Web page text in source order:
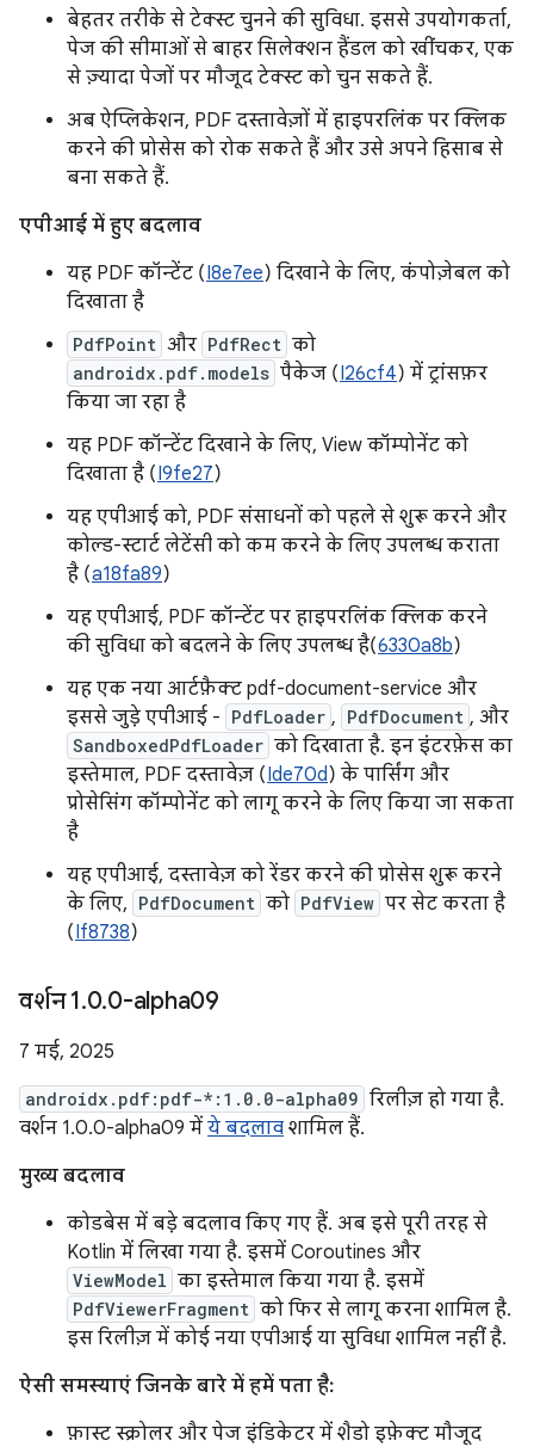
बेहतर तरीके से टेक्स्ट चुनने की सुविधा. इससे उपयोगकर्ता,
पेज की सीमाओं से बाहर सिलेक्शन हैंडल को खींचकर, एक
से ज़्यादा पेजों पर मौजूद टेक्स्ट को चुन सकते हैं.
अब ऐप्लिकेशन, PDF दस्तावेज़ों में हाइपरलिंक पर क्लिक
करने की प्रोसेस को रोक सकते हैं और उसे अपने हिसाब से
बना सकते हैं.
एपीआई में हुए बदलाव
यह PDF कॉन्टेंट (I8e7ee) दिखाने के लिए, कंपोज़ेबल को
दिखाता है
PdfPoint और PdfRect को
androidx.pdf.models पैकेज (I26cf4) में ट्रांसफ़र
किया जा रहा है
यह PDF कॉन्टेंट दिखाने के लिए, View कॉम्पोनेंट को
दिखाता है (I9fe27)
यह एपीआई को, PDF संसाधनों को पहले से शुरू करने और
कोल्ड-स्टार्ट लेटेंसी को कम करने के लिए उपलब्ध कराता
है (a18fa89)
यह एपीआई, PDF कॉन्टेंट पर हाइपरलिंक क्लिक करने
की सुविधा को बदलने के लिए उपलब्ध है(6330a8b)
यह एक नया आर्टफ़ैक्ट pdf-document-service और
इससे जुड़े एपीआई - PdfLoader , PdfDocument , और
SandboxedPdfLoader को दिखाता है. इन इंटरफ़ेस का
इस्तेमाल, PDF दस्तावेज़ (Ide70d) के पार्सिंग और
प्रोसेसिंग कॉम्पोनेंट को लागू करने के लिए किया जा सकता
है
यह एपीआई, दस्तावेज़ को रेंडर करने की प्रोसेस शुरू करने
के लिए, PdfDocument को PdfView पर सेट करता है
(If8738)
वर्शन 1.0.0-alpha09
7 मई, 2025
androidx.pdf:pdf-*:1.0.0-alpha09 रिलीज़ हो गया है.
वर्शन 1.0.0-alpha09 में ये बदलाव शामिल हैं.
मुख्य बदलाव
कोडबेस में बड़े बदलाव किए गए हैं. अब इसे पूरी तरह से
Kotlin में लिखा गया है. इसमें Coroutines और
ViewModel का इस्तेमाल किया गया है. इसमें
PdfViewerFragment को फिर से लागू करना शामिल है.
इस रिलीज़ में कोई नया एपीआई या सुविधा शामिल नहीं है.
ऐसी समस्याएं जिनके बारे में हमें पता है:
फ़ास्ट स्क्रोलर और पेज इंडिकेटर में शैडो इफ़ेक्ट मौजूद